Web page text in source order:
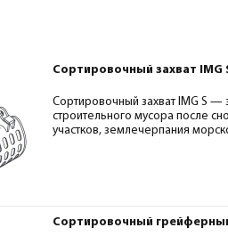
Сортировочный захват IMG
Сортировочный захват IMG S —
строительного мусора после
участков, землечерпания
Сортировочный